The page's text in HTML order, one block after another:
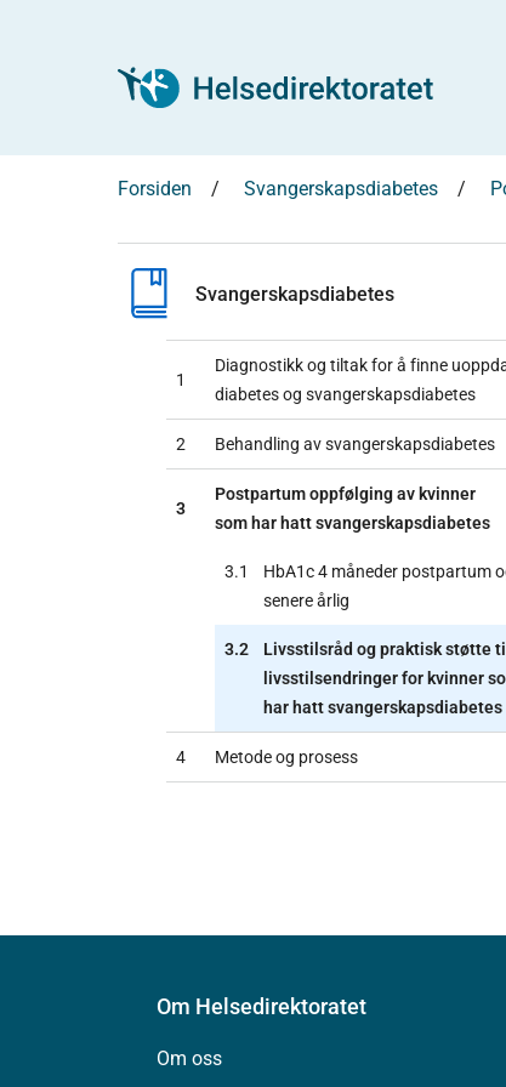
Forsiden Svangerskapsdiabetes
Svangerskapsdiabetes
1
Diagnostikk og tiltak for å finne
diabetes og svangerskapsdiabetes
2 Behandling av svangerskapsdiabetes
3
Postpartum oppfølging av kvinner
som har hatt svangerskapsdiabetes
3.1
HbA1c 4 måneder postpartum
senere årlig
3.2
Livsstilsråd og praktisk støtte til
livsstilsendringer for kvinner
har hatt svangerskapsdiabetes
4 Metode og prosess
Om Helsedirektoratet
Om oss